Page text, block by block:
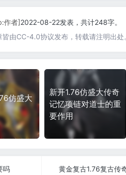
作者]2022-08-22发表，共计248字。
由CC-4.0协议发布，转载请注明出处
仿盛大
新开1.76仿盛大传奇
记忆项链对道士的重
要作用
吗
黄金复古1.76复古传